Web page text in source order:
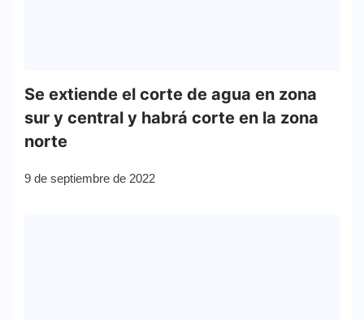
Se extiende el corte de agua en zona
sur y central y habrá corte en la zona
norte
9 de septiembre de 2022